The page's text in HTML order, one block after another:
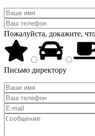
Пожалуйста, докажите,
Письмо директору